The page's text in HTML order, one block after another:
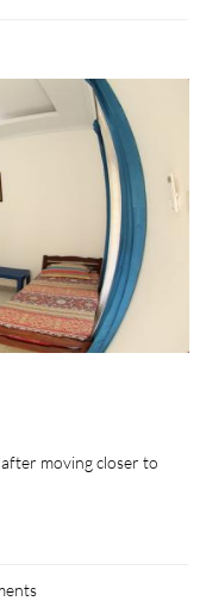
moving closer to